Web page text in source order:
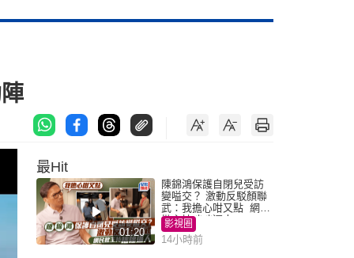
最Hit
01:20
陳錦鴻保護自閉兒受訪
變嗌交？ 激動反駁顏聯
武：我擔心咁又點 網民
批主持咄咄逼人
影視圈
14小時前